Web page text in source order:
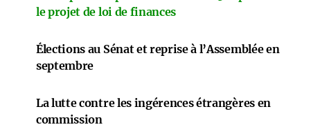
le projet de loi de finances
Élections au Sénat et reprise à l’Assemblée en
septembre
La lutte contre les ingérences étrangères en
commission